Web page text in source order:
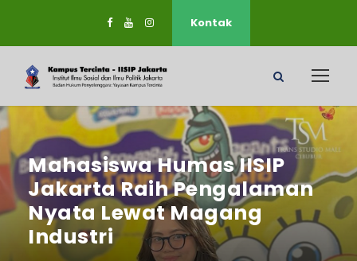
Kontak
Mahasiswa Humas IISIP
Jakarta Raih Pengalaman
Nyata Lewat Magang
Industri